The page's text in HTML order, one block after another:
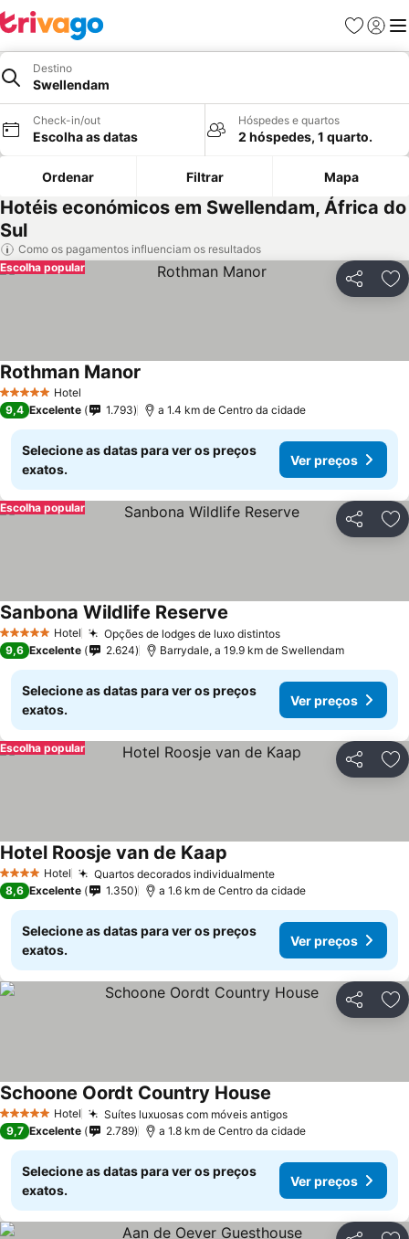
Favoritos
Iniciar
Destino
Swellendam
Check-in/out
Escolha as datas
Hóspedes e quartos
2 hóspedes, 1 quarto.
Ordenar Filtrar Mapa
Hotéis económicos em Swellendam, África do
Sul
Como os pagamentos influenciam os resultados
Partilhar
Escolha popular
5 Estrelas Hotel
Rothman Manor
9,4 Excelente 1.793 a 1.4 km de Centro da cidade
Selecione as datas para ver os preços
exatos.
Ver preços
Partilhar
Escolha popular
5 Estrelas Hotel Opções de lodges de luxo distintos
Sanbona Wildlife Reserve
9,6 Excelente 2.624 Barrydale, a 19.9 km de Swellendam
Selecione as datas para ver os preços
exatos.
Ver preços
Partilhar
Escolha popular
4 EstrelasHotel Quartos decorados individualmente
Hotel Roosje van de Kaap
8,6 Excelente 1.350 a 1.6 km de Centro da cidade
Selecione as datas para ver os preços
exatos.
Ver preços
Partilhar
5 Estrelas Hotel Suítes luxuosas com móveis antigos
Schoone Oordt Country House
9,7 Excelente 2.789 a 1.8 km de Centro da cidade
Selecione as datas para ver os preços
exatos.
Ver preços